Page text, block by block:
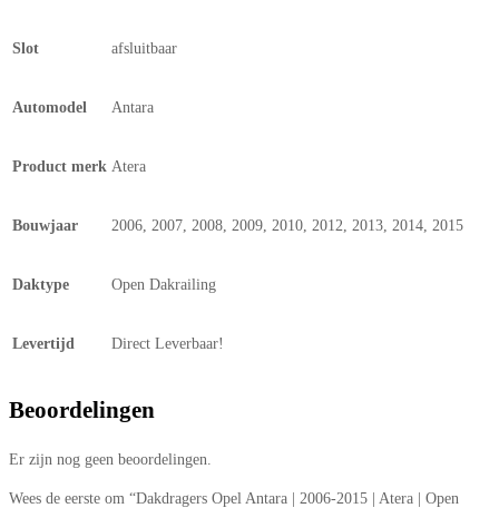
Slot afsluitbaar
Automodel Antara
Product merk Atera
Bouwjaar 2006, 2007, 2008, 2009, 2010, 2012, 2013, 2014, 2015
Daktype Open Dakrailing
Levertijd Direct Leverbaar!
Beoordelingen
Er zijn nog geen beoordelingen.
Wees de eerste om “Dakdragers Opel Antara | 2006-2015 | Atera | Open